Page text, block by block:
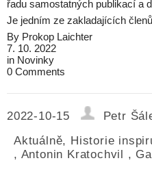
řadu samostatných publikací a
Je jedním ze zakladajících
By Prokop Laichter
7. 10. 2022
in Novinky
0 Comments
2022-10-15
Petr
Aktuálně, Historie
, Antonin Kratochvil ,